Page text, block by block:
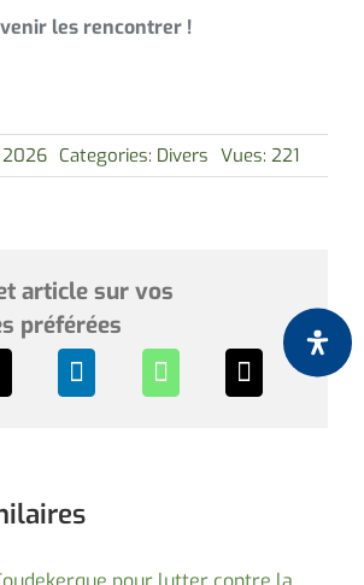
venir les rencontrer !
2026 Categories: Divers Vues: 221
article sur vos
préférées